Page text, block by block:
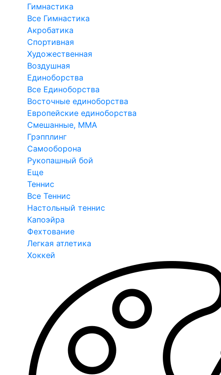
Гимнастика
Все Гимнастика
Акробатика
Спортивная
Художественная
Воздушная
Единоборства
Все Единоборства
Восточные единоборства
Европейские единоборства
Смешанные, ММА
Грэпплинг
Самооборона
Рукопашный бой
Еще
Теннис
Все Теннис
Настольный теннис
Капоэйра
Фехтование
Легкая атлетика
Хоккей